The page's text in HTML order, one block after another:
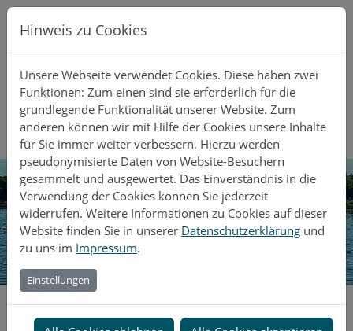
Direkt zur Hauptnavigation springen
Direkt zum Inhalt springen
Home
Hinweis zu Cookies
Unsere Webseite verwendet Cookies. Diese haben zwei
Funktionen: Zum einen sind sie erforderlich für die
grundlegende Funktionalität unserer Website. Zum
anderen können wir mit Hilfe der Cookies unsere Inhalte
für Sie immer weiter verbessern. Hierzu werden
pseudonymisierte Daten von Website-Besuchern
gesammelt und ausgewertet. Das Einverständnis in die
Verwendung der Cookies können Sie jederzeit
widerrufen. Weitere Informationen zu Cookies auf dieser
Website finden Sie in unserer Datenschutzerklärung und
zu uns im Impressum.
Einstellungen